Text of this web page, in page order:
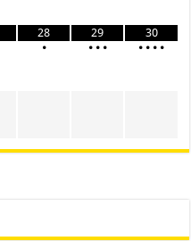
28
•
29
• • •
30
• • • •